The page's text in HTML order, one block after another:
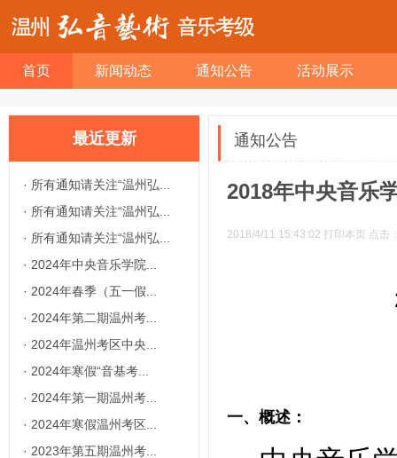
首页 新闻动态 通知公告 活动展示
最近更新
· 所有通知请关注“温州弘...
· 所有通知请关注“温州弘...
· 所有通知请关注“温州弘...
· 2024年中央音乐学院...
· 2024年春季（五一假...
· 2024年第二期温州考...
· 2024年温州考区中央...
· 2024年寒假“音基考...
· 2024年第一期温州考...
· 2024年寒假温州考区...
· 2023年第五期温州考...
通知公告
2018年中央音乐
2018/4/11 15:43:02 打印本页 点击
一、概述：